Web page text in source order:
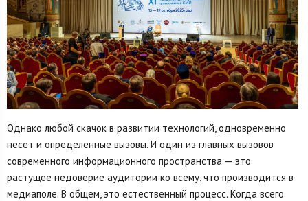
Однако любой скачок в развитии технологий, одновременно
несет и определенные вызовы. И один из главных вызовов
современного информационного пространства — это
растущее недоверие аудитории ко всему, что производится в
медиаполе. В общем, это естественный процесс. Когда всего